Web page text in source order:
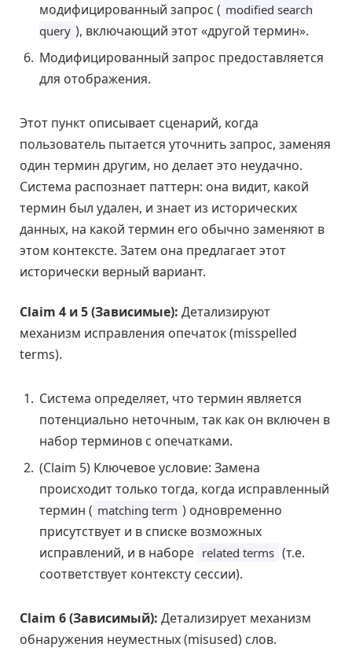
модифицированный запрос ( modified search
query ), включающий этот «другой термин».
Модифицированный запрос предоставляется
для отображения.
Этот пункт описывает сценарий, когда
пользователь пытается уточнить запрос, заменяя
один термин другим, но делает это неудачно.
Система распознает паттерн: она видит, какой
термин был удален, и знает из исторических
данных, на какой термин его обычно заменяют в
этом контексте. Затем она предлагает этот
исторически верный вариант.
Claim 4 и 5 (Зависимые): Детализируют
механизм исправления опечаток (misspelled
terms).
Система определяет, что термин является
потенциально неточным, так как он включен в
набор терминов с опечатками.
(Claim 5) Ключевое условие: Замена
происходит только тогда, когда исправленный
термин ( matching term ) одновременно
присутствует и в списке возможных
исправлений, и в наборе related terms (т.е.
соответствует контексту сессии).
Claim 6 (Зависимый): Детализирует механизм
обнаружения неуместных (misused) слов.